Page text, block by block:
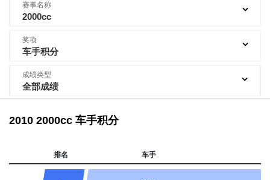
赛事名称
2000cc
奖项
车手积分
成绩类型
全部成绩
2010 2000cc 车手积分
排名 车手